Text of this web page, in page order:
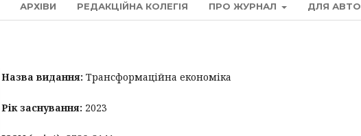
АРХІВИ РЕДАКЦІЙНА КОЛЕГІЯ ПРО ЖУРНАЛ ДЛЯ
Назва видання: Трансформаційна економіка
Рік заснування: 2023